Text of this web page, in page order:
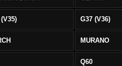
G37 (V36)
MURANO
Q60